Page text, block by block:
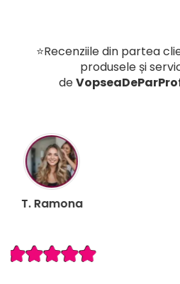
⭐Recenziile din partea
produsele și
de